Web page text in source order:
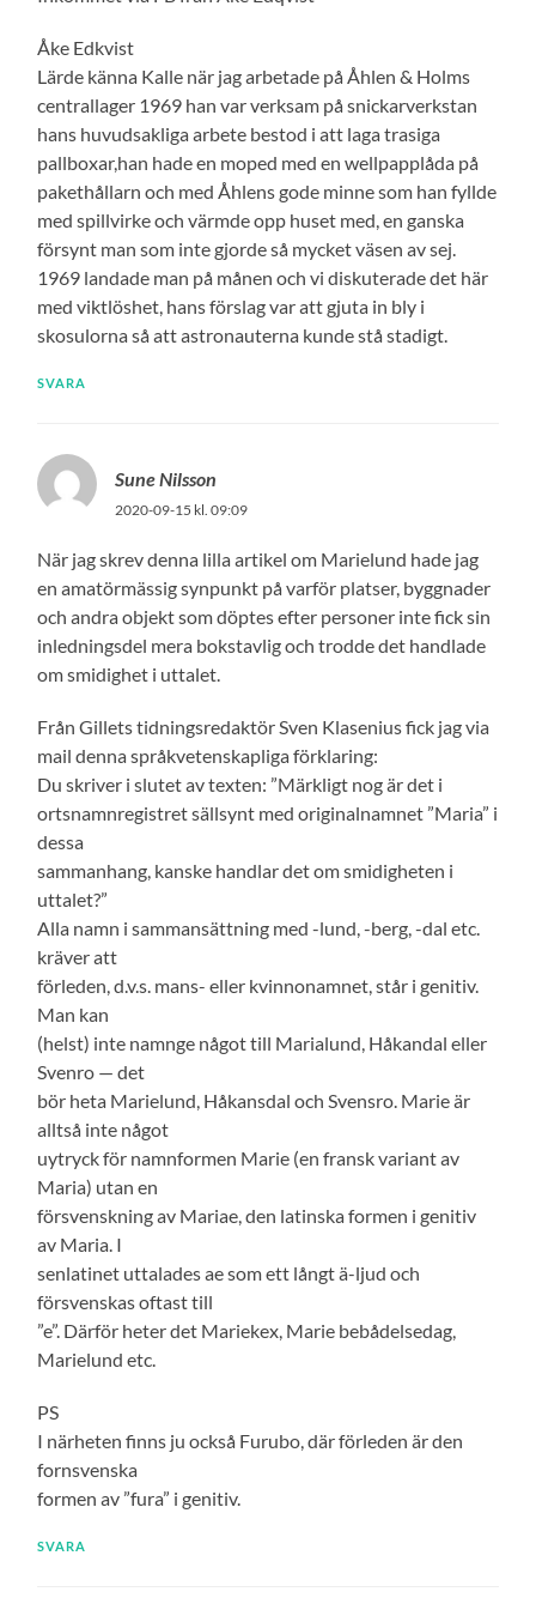
Åke Edkvist
Lärde känna Kalle när jag arbetade på Åhlen & Holms
centrallager 1969 han var verksam på snickarverkstan
hans huvudsakliga arbete bestod i att laga trasiga
pallboxar,han hade en moped med en wellpapplåda på
pakethållarn och med Åhlens gode minne som han fyllde
med spillvirke och värmde opp huset med, en ganska
försynt man som inte gjorde så mycket väsen av sej.
1969 landade man på månen och vi diskuterade det här
med viktlöshet, hans förslag var att gjuta in bly i
skosulorna så att astronauterna kunde stå stadigt.
SVARA
Sune Nilsson
2020-09-15 kl. 09:09
När jag skrev denna lilla artikel om Marielund hade jag
en amatörmässig synpunkt på varför platser, byggnader
och andra objekt som döptes efter personer inte fick sin
inledningsdel mera bokstavlig och trodde det handlade
om smidighet i uttalet.
Från Gillets tidningsredaktör Sven Klasenius fick jag via
mail denna språkvetenskapliga förklaring:
Du skriver i slutet av texten: ”Märkligt nog är det i
ortsnamnregistret sällsynt med originalnamnet ”Maria” i
dessa
sammanhang, kanske handlar det om smidigheten i
uttalet?”
Alla namn i sammansättning med -lund, -berg, -dal etc.
kräver att
förleden, d.v.s. mans- eller kvinnonamnet, står i genitiv.
Man kan
(helst) inte namnge något till Marialund, Håkandal eller
Svenro — det
bör heta Marielund, Håkansdal och Svensro. Marie är
alltså inte något
uytryck för namnformen Marie (en fransk variant av
Maria) utan en
försvenskning av Mariae, den latinska formen i genitiv
av Maria. I
senlatinet uttalades ae som ett långt ä-ljud och
försvenskas oftast till
”e”. Därför heter det Mariekex, Marie bebådelsedag,
Marielund etc.
PS
I närheten finns ju också Furubo, där förleden är den
fornsvenska
formen av ”fura” i genitiv.
SVARA